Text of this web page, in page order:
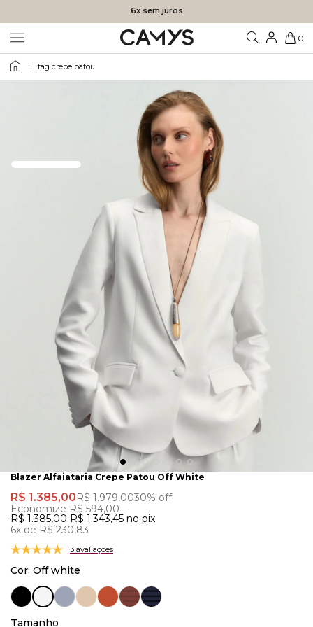
6x sem juros
0
tag crepe patou
Blazer Alfaiataria Crepe Patou Off White
3 avaliações
R$ 1.979,00
R$ 1.385,00
30% off
Economize R$ 594,00
6x de R$ 230,83
R$ 1.385,00 R$ 1.343,45 no pix
Cor: Off white
Tamanho